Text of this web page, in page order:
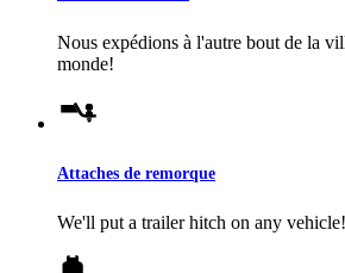
Nous expédions à l'autre bout de la
monde!
Attaches de remorque
We'll put a trailer hitch on any vehicle!